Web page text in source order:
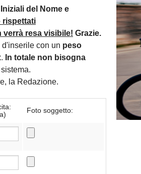
del Nome e
rispettati
verrà resa visibile! Grazie.
con un peso
. In totale non bisogna
la Redazione.
Foto soggetto: